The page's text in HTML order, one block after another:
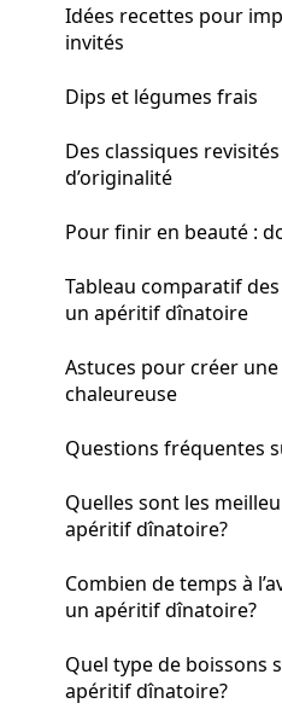
Idées recettes pour
invités
Dips et légumes frais
Des classiques
d’originalité
Pour finir en beauté :
Tableau comparatif
un apéritif dînatoire
Astuces pour créer
chaleureuse
Questions fréquentes
Quelles sont les
apéritif dînatoire?
Combien de temps à
un apéritif dînatoire?
Quel type de boissons
apéritif dînatoire?